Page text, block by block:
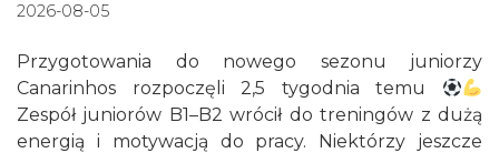
2026-08-05
Przygotowania do nowego sezonu juniorzy
Canarinhos rozpoczęli 2,5 tygodnia temu
Zespół juniorów B1–B2 wrócił do treningów z dużą
energią i motywacją do pracy. Niektórzy jeszcze